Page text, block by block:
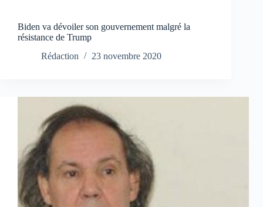
Biden va dévoiler son gouvernement malgré la
résistance de Trump
Rédaction
23 novembre 2020